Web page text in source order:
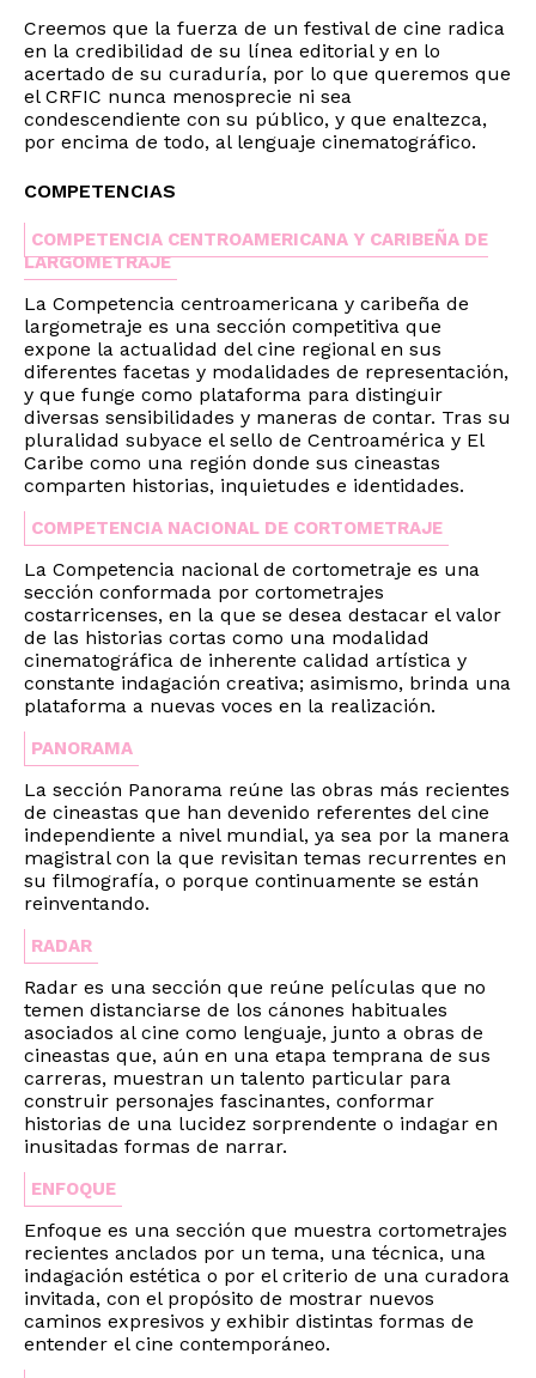
Creemos que la fuerza de un festival de cine radica
en la credibilidad de su línea editorial y en lo
acertado de su curaduría, por lo que queremos que
el CRFIC nunca menosprecie ni sea
condescendiente con su público, y que enaltezca,
por encima de todo, al lenguaje cinematográfico.
COMPETENCIAS
COMPETENCIA CENTROAMERICANA Y CARIBEÑA DE
LARGOMETRAJE
La Competencia centroamericana y caribeña de
largometraje es una sección competitiva que
expone la actualidad del cine regional en sus
diferentes facetas y modalidades de representación,
y que funge como plataforma para distinguir
diversas sensibilidades y maneras de contar. Tras su
pluralidad subyace el sello de Centroamérica y El
Caribe como una región donde sus cineastas
comparten historias, inquietudes e identidades.
COMPETENCIA NACIONAL DE CORTOMETRAJE
La Competencia nacional de cortometraje es una
sección conformada por cortometrajes
costarricenses, en la que se desea destacar el valor
de las historias cortas como una modalidad
cinematográfica de inherente calidad artística y
constante indagación creativa; asimismo, brinda una
plataforma a nuevas voces en la realización.
PANORAMA
La sección Panorama reúne las obras más recientes
de cineastas que han devenido referentes del cine
independiente a nivel mundial, ya sea por la manera
magistral con la que revisitan temas recurrentes en
su filmografía, o porque continuamente se están
reinventando.
RADAR
Radar es una sección que reúne películas que no
temen distanciarse de los cánones habituales
asociados al cine como lenguaje, junto a obras de
cineastas que, aún en una etapa temprana de sus
carreras, muestran un talento particular para
construir personajes fascinantes, conformar
historias de una lucidez sorprendente o indagar en
inusitadas formas de narrar.
ENFOQUE
Enfoque es una sección que muestra cortometrajes
recientes anclados por un tema, una técnica, una
indagación estética o por el criterio de una curadora
invitada, con el propósito de mostrar nuevos
caminos expresivos y exhibir distintas formas de
entender el cine contemporáneo.